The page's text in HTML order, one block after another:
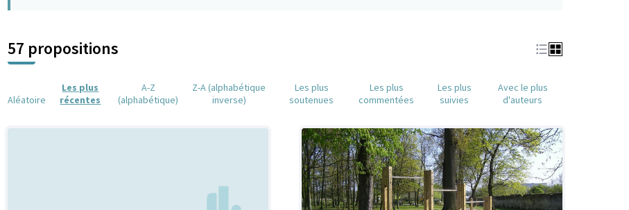
57 propositions
Aléatoire
Les plus
récentes
A-Z
(alphabétique)
Z-A (alphabétique
inverse)
Les plus
soutenues
Les plus
commentées
Les plus
suivies
Avec le plus
d'auteurs